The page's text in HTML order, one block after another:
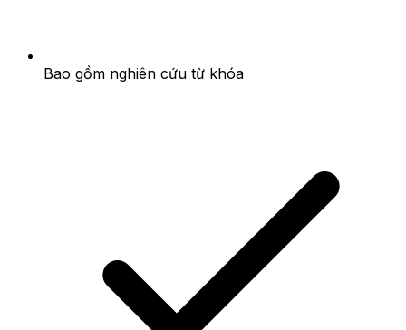
Bao gồm nghiên cứu từ khóa